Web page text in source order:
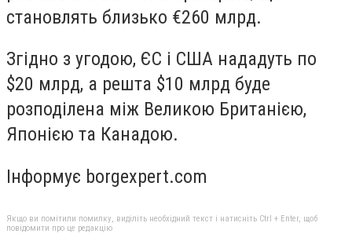
становлять близько €260 млрд.
Згідно з угодою, ЄС і США нададуть по
$20 млрд, а решта $10 млрд буде
розподілена між Великою Британією,
Японією та Канадою.
Інформує borgexpert.com
Якщо ви помітили помилку, виділіть необхідний текст і натисніть Ctrl + Enter, щоб
повідомити про це редакцію